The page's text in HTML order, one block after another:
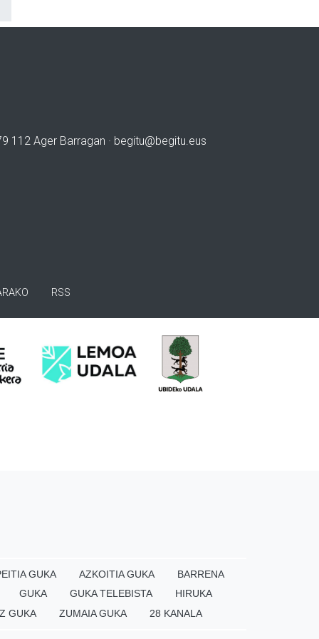
112 Ager Barragan · begitu@begitu.eus
RSS
GUKA AZKOITIA GUKA
BARRENA
GUKA
GUKA TELEBISTA
HIRUKA
GUKA
ZUMAIA GUKA 28 KANALA